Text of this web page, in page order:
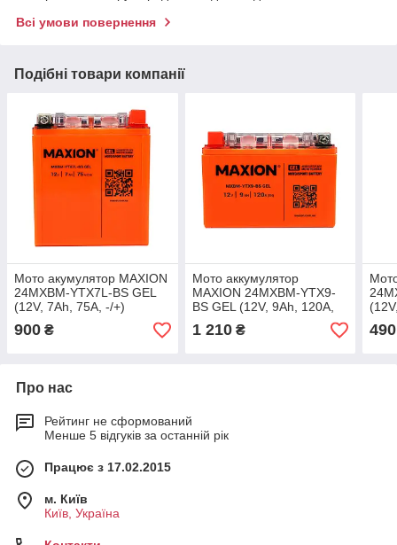
Всі умови повернення
Подібні товари компанії
Мото акумулятор MAXION
24MXBM-YTX7L-BS GEL
(12V, 7Ah, 75A, -/+)
900 ₴
Mото аккумулятор
MAXION 24MXBM-YTX9-
BS GEL (12V, 9Ah, 120A,
+/-)
1 210₴ 490
Про нас
Рейтинг не сформований
Менше 5 відгуків за останній рік
Працює з 17.02.2015
м. Київ
Київ, Україна